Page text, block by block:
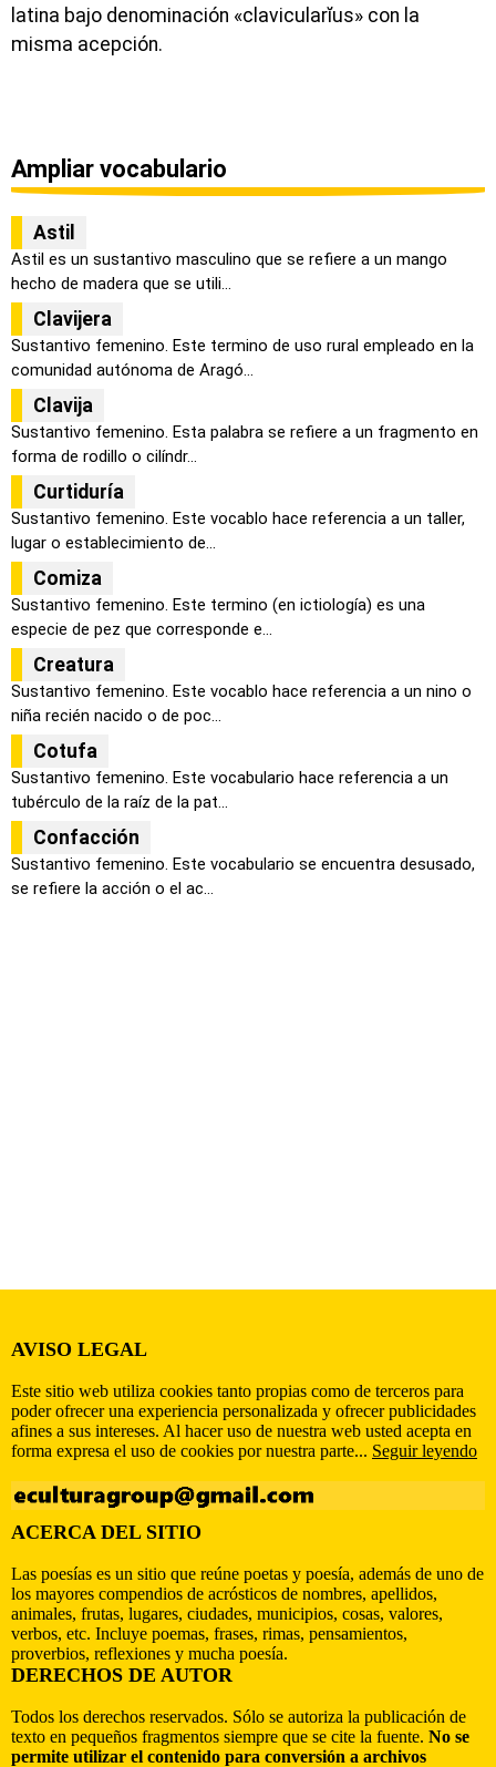
latina bajo denominación «clavicularĭus» con la
misma acepción.
Ampliar vocabulario
Astil
Astil es un sustantivo masculino que se refiere a un mango
hecho de madera que se utili...
Clavijera
Sustantivo femenino. Este termino de uso rural empleado en la
comunidad autónoma de Aragó...
Clavija
Sustantivo femenino. Esta palabra se refiere a un fragmento en
forma de rodillo o cilíndr...
Curtiduría
Sustantivo femenino. Este vocablo hace referencia a un taller,
lugar o establecimiento de...
Comiza
Sustantivo femenino. Este termino (en ictiología) es una
especie de pez que corresponde e...
Creatura
Sustantivo femenino. Este vocablo hace referencia a un nino o
niña recién nacido o de poc...
Cotufa
Sustantivo femenino. Este vocabulario hace referencia a un
tubérculo de la raíz de la pat...
Confacción
Sustantivo femenino. Este vocabulario se encuentra desusado,
se refiere la acción o el ac...
AVISO LEGAL
Este sitio web utiliza cookies tanto propias como de terceros para
poder ofrecer una experiencia personalizada y ofrecer publicidades
afines a sus intereses. Al hacer uso de nuestra web usted acepta en
forma expresa el uso de cookies por nuestra parte... Seguir leyendo
ACERCA DEL SITIO
Las poesías es un sitio que reúne poetas y poesía, además de uno de
los mayores compendios de acrósticos de nombres, apellidos,
animales, frutas, lugares, ciudades, municipios, cosas, valores,
verbos, etc. Incluye poemas, frases, rimas, pensamientos,
proverbios, reflexiones y mucha poesía.
DERECHOS DE AUTOR
Todos los derechos reservados. Sólo se autoriza la publicación de
texto en pequeños fragmentos siempre que se cite la fuente. No se
permite utilizar el contenido para conversión a archivos